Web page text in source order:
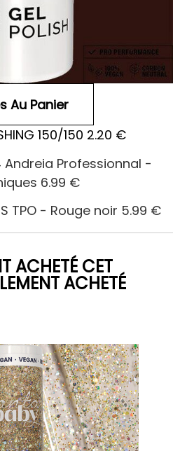
150/150 2.20 €
Andreia Professionnal -
6.99 €
TPO - Rouge noir 5.99 €
ACHETÉ CET
ACHETÉ